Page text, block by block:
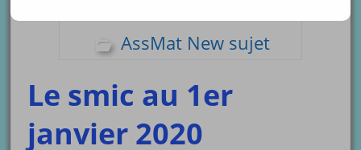
AssMat New sujet
Le smic au 1er
janvier 2020